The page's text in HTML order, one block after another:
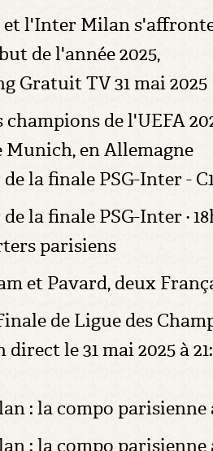
l'Inter Milan
de l'année 2025,
Gratuit TV 31 mai 2025
de l'UEFA
en Allemagne
la finale PSG-Inter -
la finale PSG-Inter ·
parisiens
et Pavard, deux
de Ligue des
direct le 31 mai 2025 à
: la compo parisienne
: la compo